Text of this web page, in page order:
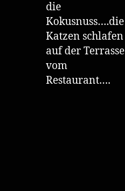
die
Kokusnuss….die
Katzen schlafen
auf der Terrasse
vom
Restaurant….